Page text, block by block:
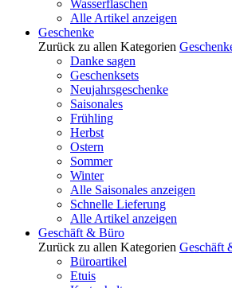
Wasserflaschen
Alle Artikel anzeigen
Geschenke
Zurück zu allen Kategorien
Danke sagen
Geschenksets
Neujahrsgeschenke
Saisonales
Frühling
Herbst
Ostern
Sommer
Winter
Alle Saisonales anzeigen
Schnelle Lieferung
Alle Artikel anzeigen
Geschäft & Büro
Zurück zu allen Kategorien Geschäft
Büroartikel
Etuis